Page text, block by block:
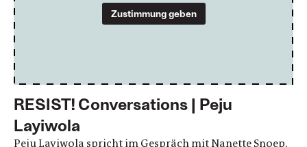
Zustimmung geben
RESIST! Conversations | Peju
Layiwola
Peju Layiwola spricht im Gespräch mit Nanette Snoep,